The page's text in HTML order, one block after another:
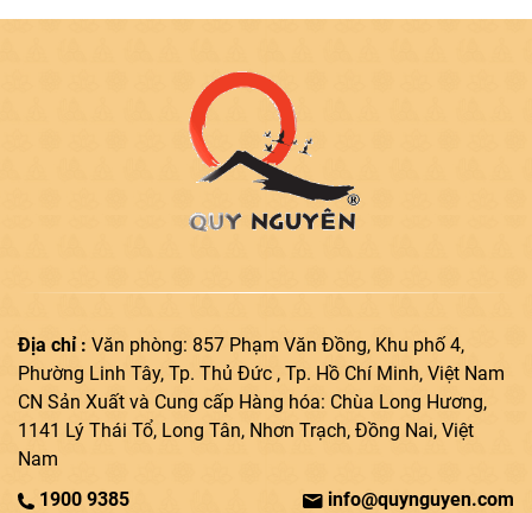
Địa chỉ : Văn phòng: 857 Phạm Văn Đồng, Khu phố 4,
Phường Linh Tây, Tp. Thủ Đức , Tp. Hồ Chí Minh, Việt Nam
CN Sản Xuất và Cung cấp Hàng hóa: Chùa Long Hương,
1141 Lý Thái Tổ, Long Tân, Nhơn Trạch, Đồng Nai, Việt
Nam
1900 9385
info@quynguyen.com